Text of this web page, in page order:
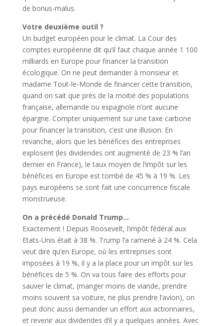
de bonus-malus.
Votre deuxième outil ?
Un budget européen pour le climat. La Cour des
comptes européenne dit qu’il faut chaque année 1 100
milliards en Europe pour financer la transition
écologique. On ne peut demander à monsieur et
madame Tout-le-Monde de financer cette transition,
quand on sait que près de la moitié des populations
française, allemande ou espagnole n’ont aucune
épargne. Compter uniquement sur une taxe carbone
pour financer la transition, c’est une illusion. En
revanche, alors que les bénéfices des entreprises
explosent (les dividendes ont augmenté de 23 % l’an
dernier en France), le taux moyen de l’impôt sur les
bénéfices en Europe est tombé de 45 % à 19 %. Les
pays européens se sont fait une concurrence fiscale
monstrueuse.
On a précédé Donald Trump…
Exactement ! Depuis Roosevelt, l’impôt fédéral aux
Etats-Unis était à 38 %. Trump l’a ramené à 24 %. Cela
veut dire qu’en Europe, où les entreprises sont
imposées à 19 %, il y a la place pour un impôt sur les
bénéfices de 5 %. On va tous faire des efforts pour
sauver le climat, (manger moins de viande, prendre
moins souvent sa voiture, ne plus prendre l’avion), on
peut donc aussi demander un effort aux actionnaires,
et revenir aux dividendes d’il y a quelques années. Avec